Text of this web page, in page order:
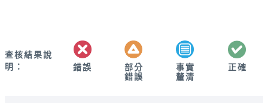
查核結果說
明：
錯誤
部分
錯誤
事實
釐清
正確